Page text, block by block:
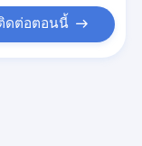
ดต่อตอนนี้